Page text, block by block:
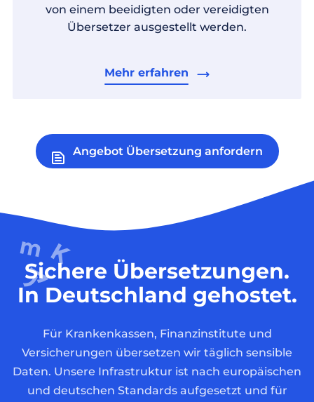
von einem beeidigten oder vereidigten
Übersetzer ausgestellt werden.
Mehr erfahren
Angebot Übersetzung anfordern
Sichere Übersetzungen.
In Deutschland gehostet.
Für Krankenkassen, Finanzinstitute und
Versicherungen übersetzen wir täglich sensible
Daten. Unsere Infrastruktur ist nach europäischen
und deutschen Standards aufgesetzt und für